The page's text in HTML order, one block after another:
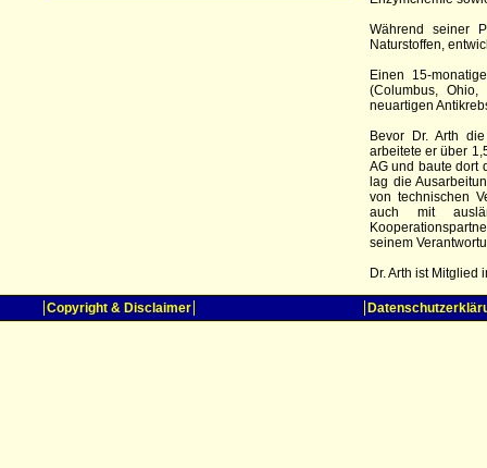
Während seiner
Naturstoffen,
Einen 15-
(Columbus,
neuartigen
Bevor Dr. Arth
arbeitete er über
AG und baute dort
lag die
von technischen
auch mit
seinem
Dr. Arth ist Mitglied
Copyright & Disclaimer